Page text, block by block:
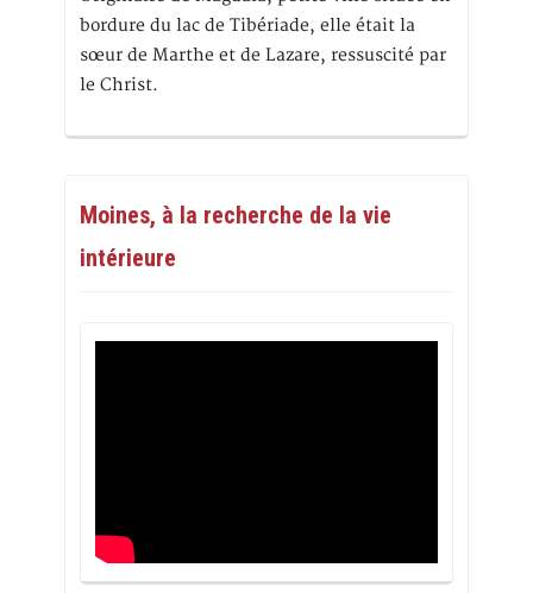
bordure du lac de Tibériade, elle était la
sœur de Marthe et de Lazare, ressuscité par
le Christ.
Moines, à la recherche de la vie
intérieure